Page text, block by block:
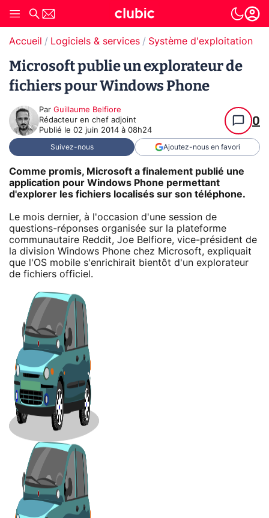
Accueil Logiciels & services Système d'exploitation
Microsoft publie un explorateur de
fichiers pour Windows Phone
Par Guillaume Belfiore
Rédacteur en chef adjoint
Publié le 02 juin 2014 à 08h24
0
Suivez-nous Ajoutez-nous en favori
Comme promis, Microsoft a finalement publié une
application pour Windows Phone permettant
d'explorer les fichiers localisés sur son téléphone.
Le mois dernier, à l'occasion d'une session de
questions-réponses organisée sur la plateforme
communautaire Reddit, Joe Belfiore, vice-président de
la division Windows Phone chez Microsoft, expliquait
que l'OS mobile s'enrichirait bientôt d'un explorateur
de fichiers officiel.